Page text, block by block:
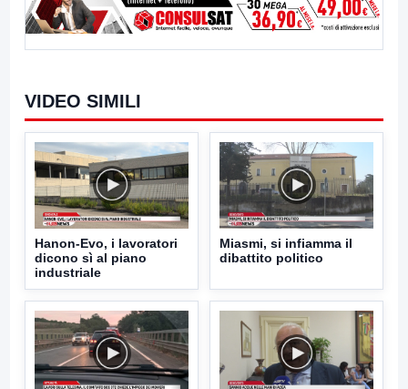
VIDEO SIMILI
Hanon-Evo, i lavoratori
dicono sì al piano
industriale
Miasmi, si infiamma il
dibattito politico